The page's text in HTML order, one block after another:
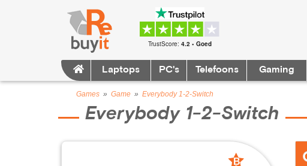
TrustScore: 4.2 • Goed
Laptops PC's Telefoons Gaming
Games » Game » Everybody 1-2-Switch
Everybody 1-2-Switch
B